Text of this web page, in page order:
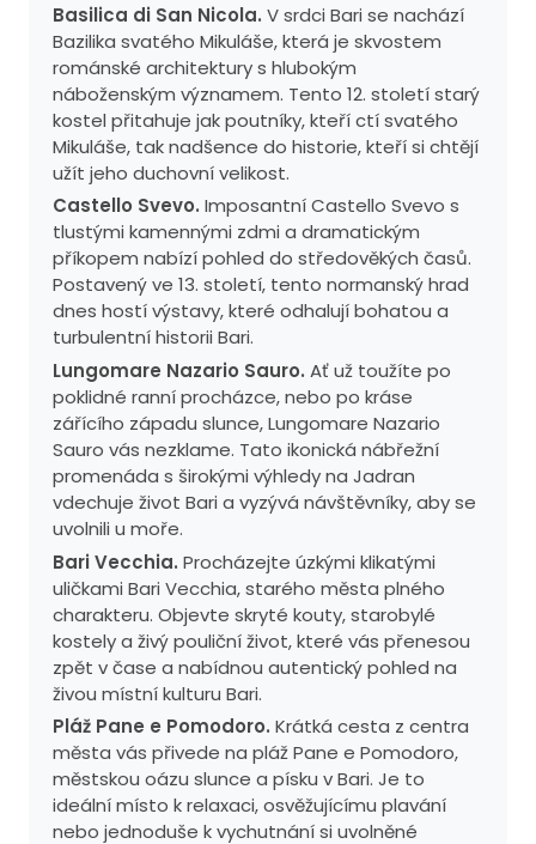
Basilica di San Nicola. V srdci Bari se nachází
Bazilika svatého Mikuláše, která je skvostem
románské architektury s hlubokým
náboženským významem. Tento 12. století starý
kostel přitahuje jak poutníky, kteří ctí svatého
Mikuláše, tak nadšence do historie, kteří si chtějí
užít jeho duchovní velikost.
Castello Svevo. Imposantní Castello Svevo s
tlustými kamennými zdmi a dramatickým
příkopem nabízí pohled do středověkých časů.
Postavený ve 13. století, tento normanský hrad
dnes hostí výstavy, které odhalují bohatou a
turbulentní historii Bari.
Lungomare Nazario Sauro. Ať už toužíte po
poklidné ranní procházce, nebo po kráse
zářícího západu slunce, Lungomare Nazario
Sauro vás nezklame. Tato ikonická nábřežní
promenáda s širokými výhledy na Jadran
vdechuje život Bari a vyzývá návštěvníky, aby se
uvolnili u moře.
Bari Vecchia. Procházejte úzkými klikatými
uličkami Bari Vecchia, starého města plného
charakteru. Objevte skryté kouty, starobylé
kostely a živý pouliční život, které vás přenesou
zpět v čase a nabídnou autentický pohled na
živou místní kulturu Bari.
Pláž Pane e Pomodoro. Krátká cesta z centra
města vás přivede na pláž Pane e Pomodoro,
městskou oázu slunce a písku v Bari. Je to
ideální místo k relaxaci, osvěžujícímu plavání
nebo jednoduše k vychutnání si uvolněné